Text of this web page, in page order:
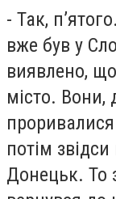
- Так,
вже був у
виявлено,
місто. Вони,
потім
Донецьк. То